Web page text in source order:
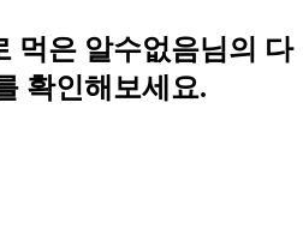
먹은 알수없음님의 다
확인해보세요.